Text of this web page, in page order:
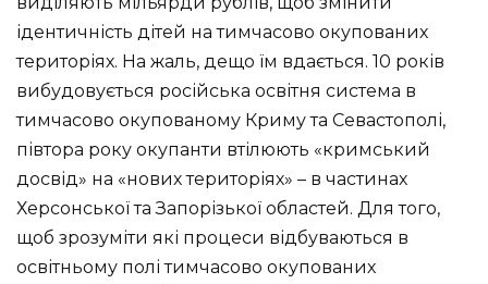
ідентичність дітей на тимчасово окупованих
територіях. На жаль, дещо їм вдається. 10 років
вибудовується російська освітня система в
тимчасово окупованому Криму та Севастополі,
півтора року окупанти втілюють «кримський
досвід» на «нових територіях» – в частинах
Херсонської та Запорізької областей. Для того,
щоб зрозуміти які процеси відбуваються в
освітньому полі тимчасово окупованих